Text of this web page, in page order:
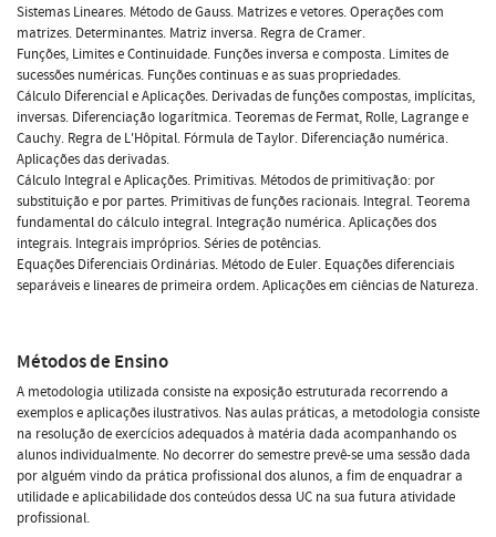
Sistemas Lineares. Método de Gauss. Matrizes e vetores. Operações com
matrizes. Determinantes. Matriz inversa. Regra de Cramer.
Funções, Limites e Continuidade. Funções inversa e composta. Limites de
sucessões numéricas. Funções continuas e as suas propriedades.
Cálculo Diferencial e Aplicações. Derivadas de funções compostas, implícitas,
inversas. Diferenciação logarítmica. Teoremas de Fermat, Rolle, Lagrange e
Cauchy. Regra de L'Hôpital. Fórmula de Taylor. Diferenciação numérica.
Aplicações das derivadas.
Cálculo Integral e Aplicações. Primitivas. Métodos de primitivação: por
substituição e por partes. Primitivas de funções racionais. Integral. Teorema
fundamental do cálculo integral. Integração numérica. Aplicações dos
integrais. Integrais impróprios. Séries de potências.
Equações Diferenciais Ordinárias. Método de Euler. Equações diferenciais
separáveis e lineares de primeira ordem. Aplicações em ciências de Natureza.
Métodos de Ensino
A metodologia utilizada consiste na exposição estruturada recorrendo a
exemplos e aplicações ilustrativos. Nas aulas práticas, a metodologia consiste
na resolução de exercícios adequados à matéria dada acompanhando os
alunos individualmente. No decorrer do semestre prevê-se uma sessão dada
por alguém vindo da prática profissional dos alunos, a fim de enquadrar a
utilidade e aplicabilidade dos conteúdos dessa UC na sua futura atividade
profissional.